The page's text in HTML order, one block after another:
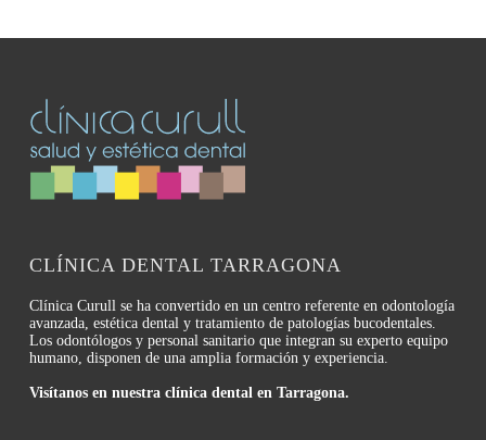
CLÍNICA DENTAL TARRAGONA
Clínica Curull se ha convertido en un centro referente en odontología
avanzada, estética dental y tratamiento de patologías bucodentales.
Los odontólogos y personal sanitario que integran su experto equipo
humano, disponen de una amplia formación y experiencia.
Visítanos en nuestra clínica dental en Tarragona.